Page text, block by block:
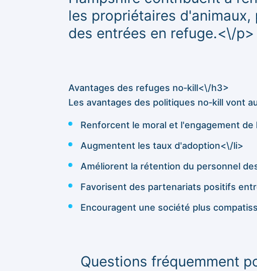
les propriétaires
des entrées en refuge.<\/p>
Avantages des refuges no‑kill<\/h3>
Les avantages des politiques no‑kill vont
Renforcent le moral et l'engagement
Augmentent les taux d'adoption<\/li>
Améliorent la rétention du personnel
Favorisent des partenariats positifs
Encouragent une société plus
Questions fréquemment